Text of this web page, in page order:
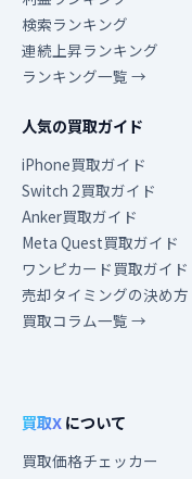
検索ランキング
連続上昇ランキング
ランキング一覧 →
人気の買取ガイド
iPhone買取ガイド
Switch 2買取ガイド
Anker買取ガイド
Meta Quest買取ガイド
ワンピカード買取ガイド
売却タイミングの決め方
買取コラム一覧 →
買取Xについて
買取価格チェッカー